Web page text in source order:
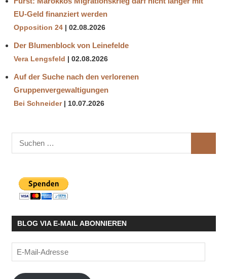
EU-Geld finanziert werden
Opposition 24 02.08.2026
Der Blumenblock von Leinefelde
Vera Lengsfeld 02.08.2026
Auf der Suche nach den verlorenen
Gruppenvergewaltigungen
Bei Schneider 10.07.2026
Suchen
nach:
BLOG VIA E-MAIL ABONNIEREN
E-
Mail-
Adresse